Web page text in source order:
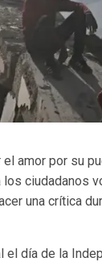
amor por su
ciudadanos
una crítica
el día de la